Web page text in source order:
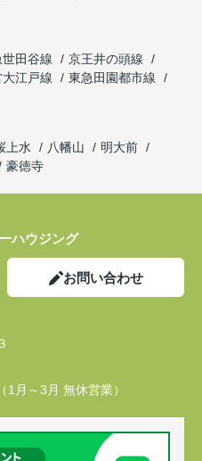
田谷線
京王井の頭線
江戸線
東急田園都市線
上水 八幡山
明大前
豪徳寺
ハウジング
お問い合わせ
月～3月 無休営業）